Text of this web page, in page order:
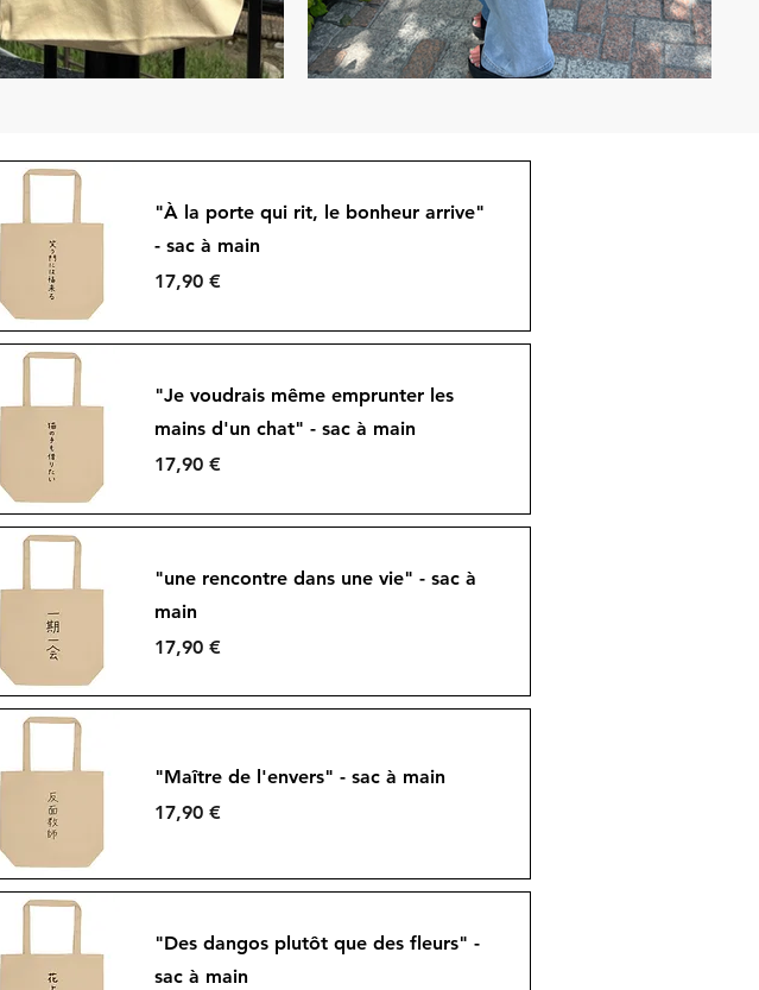
Aperçu rapide
"À la porte qui rit, le bonheur arrive"
- sac à main
Prix
17,90 €
Aperçu rapide
"Je voudrais même emprunter les
mains d'un chat" - sac à main
Prix
17,90 €
Aperçu rapide
"une rencontre dans une vie" - sac à
main
Prix
17,90 €
Aperçu rapide
"Maître de l'envers" - sac à main
Prix
17,90 €
"Des dangos plutôt que des fleurs" -
sac à main